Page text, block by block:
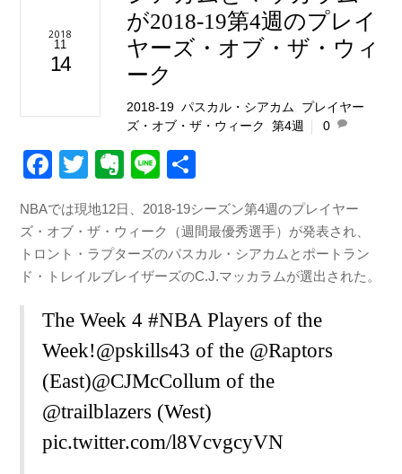
2018
11
14
が2018-19第4週のプレイ
ヤーズ・オブ・ザ・ウィ
ーク
2018-19 ,パスカル・シアカム
プレイヤー
ズ・オブ・ザ・ウィーク
,第4週 0
F
c
e
b
o
o
k
T
tt
er
E
er
n
ot
e
Li
e
NBAでは現地12日、2018-19シーズン第4週のプレイヤー
ズ・オブ・ザ・ウィーク（週間最優秀選手）が発表され、
トロント・ラプターズのパスカル・シアカムとポートラン
ド・トレイルブレイザーズのC.J.マッカラムが選出された。
The Week 4 #NBA Players of the
Week!@pskills43 of the @Raptors
(East)@CJMcCollum of the
@trailblazers (West)
pic.twitter.com/l8VcvgcyVN